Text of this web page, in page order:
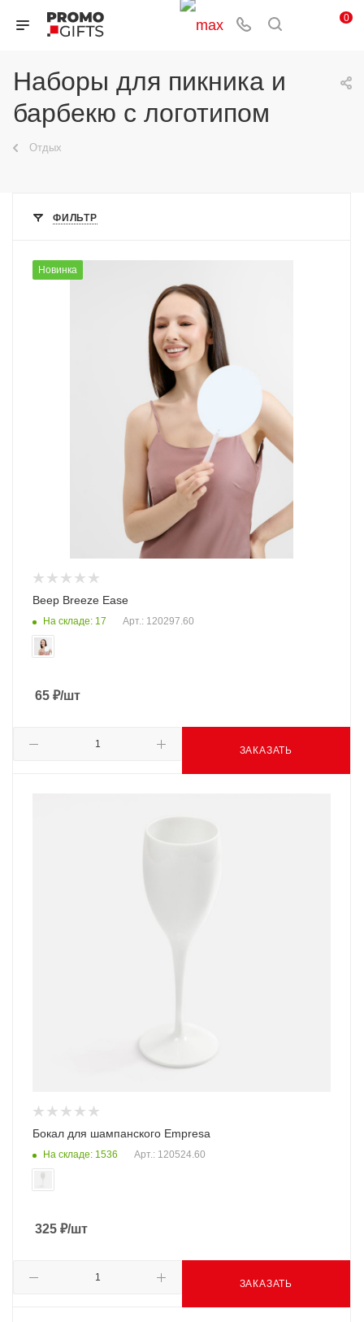
0
Наборы для пикника и
барбекю с логотипом
Отдых
ФИЛЬТР
Новинка
Веер Breeze Ease
На складе: 17 Арт.: 120297.60
65 ₽/шт
ЗАКАЗАТЬ
Бокал для шампанского Empresa
На складе: 1536 Арт.: 120524.60
325 ₽/шт
ЗАКАЗАТЬ